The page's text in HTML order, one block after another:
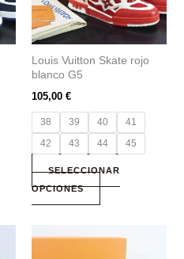
Louis Vuitton Skate rojo
blanco G5
105,00 €
38 39 40
41
42
43 44 45
SELECCIONAR
OPCIONES
Las
opciones
se
pueden
la
página
de
producto
producto